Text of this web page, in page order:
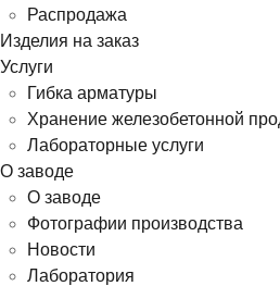
Распродажа
Изделия на заказ
Услуги
Гибка арматуры
Хранение железобетонной
Лабораторные услуги
О заводе
О заводе
Фотографии производства
Новости
Лаборатория